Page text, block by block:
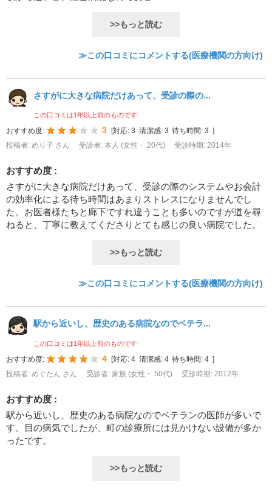
>>もっと読む
≫この口コミにコメントする(医療機関の方向け)
さすがに大きな病院だけあって、受診の際の...
この口コミは1年以上前のものです
おすすめ度: 3 対応: 3 清潔感: 3 待ち時間: 3
投稿者: めり子 さん
受診者: 本人 (女性・ 20代) 受診時期: 2014年
おすすめ度 :
さすがに大きな病院だけあって、受診の際のシステムやお会計
の効率化による待ち時間はあまりストレスになりませんでし
た。お医者様たちと廊下ですれ違うことも多いのですが道を尋
ねると、丁寧に教えてくださりとても感じの良い病院でした。
>>もっと読む
≫この口コミにコメントする(医療機関の方向け)
駅から近いし、歴史のある病院なのでベテラ...
この口コミは1年以上前のものです
おすすめ度: 4 [対応: 4 清潔感: 4 待ち時間: 4 ]
投稿者: めぐたん さん
受診者: 家族 (女性・ 50代) 受診時期: 2012年
おすすめ度 :
駅から近いし、歴史のある病院なのでベテランの医師が多いで
す。目の病気でしたが、町の診療所には見かけない設備が多か
ったです。
>>もっと読む